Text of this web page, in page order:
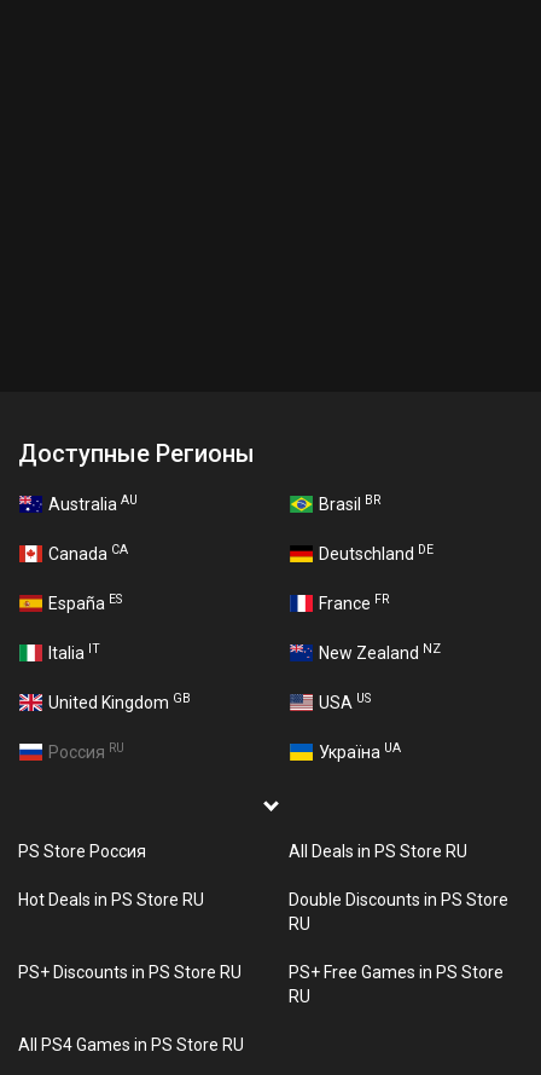
Доступные Регионы
Australia AU Brasil BR
Canada CA Deutschland DE
España ES France FR
Italia IT New Zealand NZ
United Kingdom GB USA US
Россия RU Україна UA
PS Store Россия All Deals in PS Store RU
Hot Deals in PS Store RU
Double Discounts in PS Store
RU
PS+ Discounts in PS Store RU
PS+ Free Games in PS Store
RU
All PS4 Games in PS Store RU